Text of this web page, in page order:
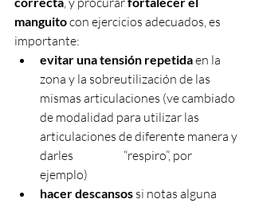
manguito con ejercicios adecuados, es
importante:
evitar una tensión repetida en la
zona y la sobreutilización de las
mismas articulaciones (ve cambiado
de modalidad para utilizar las
articulaciones de diferente manera y
darles                     “respiro”, por
ejemplo)
hacer descansos si notas alguna